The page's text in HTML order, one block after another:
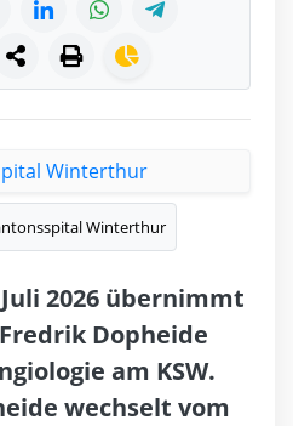
Winterthur
Juli 2026 übernimmt
Dopheide
am KSW.
wechselt vom